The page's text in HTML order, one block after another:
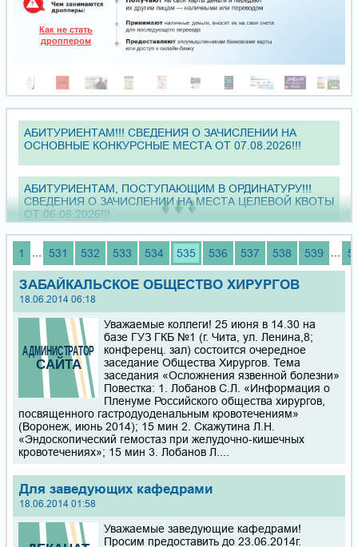
АБИТУРИЕНТАМ!!! СВЕДЕНИЯ О ЗАЧИСЛЕНИИ НА
ОСНОВНЫЕ КОНКУРСНЫЕ МЕСТА ОТ 07.08.2026!!!
АБИТУРИЕНТАМ, ПОСТУПАЮЩИМ В ОРДИНАТУРУ!!!
СВЕДЕНИЯ О ЗАЧИСЛЕНИИ НА МЕСТА ЦЕЛЕВОЙ КВОТЫ
ОТ 06.08.2026!!!
В период с 04 по 14 июля 2026 г. состоялась поездка
студенческой делегации ЧГМА в Цицикарский
медицинский университет
Уважаемые коллеги! Приглашаем Вас принять участие в
межрегиональной научно-практической конференции «V
СЪЕЗД ХИРУРГОВ ЗАБАЙКАЛЬСКОГО КРАЯ», 29 - 30
октября 2026 года в г. Чита
Справки для поступления в ординатуру и получения
дополнительных баллов за индивидуальные достижения,
такие как участие в добровольческой (волонтерской)
деятельности в сфере охраны здоровья, по учету
волонтерской деятельности, связанной с осуществлением
мероприятий по профилактике, лечению и диагностике
Ковида, а также характеристики по творческой и
общественной деятельности вы сможете получить в
Отделе по воспитательной работе и молодежной
политике, кабинет № 318 с 13 июля по 30 июля 2026 года
в рабочие дни с 9.00 до 17.30.
1 531 532 533 534 535 536 537 538 539
ЗАБАЙКАЛЬСКОЕ ОБЩЕСТВО ХИРУРГОВ
18.06.2014 06:18
Уважаемые коллеги! 25 июня в 14.30 на
базе ГУЗ ГКБ №1 (г. Чита, ул. Ленина,8;
конференц. зал) состоится очередное
заседание Общества Хирургов. Тема
заседания «Осложнения язвенной болезни»
Повестка: 1. Лобанов С.Л. «Информация о
Пленуме Российского общества хирургов,
посвященного гастродуоденальным кровотечениям»
(Воронеж, июнь 2014); 15 мин 2. Скажутина Л.Н.
«Эндоскопический гемостаз при желудочно-кишечных
кровотечениях»; 15 мин 3. Лобанов Л....
Для заведующих кафедрами
18.06.2014 01:58
Уважаемые заведующие кафедрами!
Просим предоставить до 23.06.2014г.